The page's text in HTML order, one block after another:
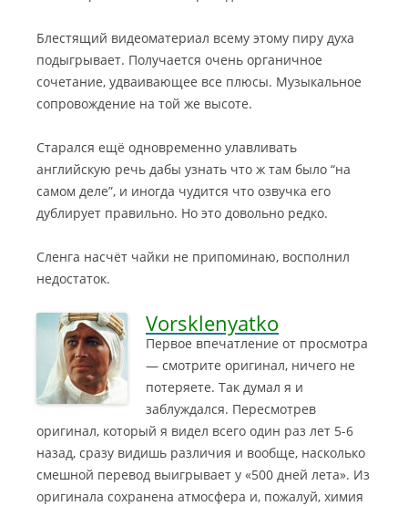
Блестящий видеоматериал всему этому пиру духа
подыгрывает. Получается очень органичное
сочетание, удваивающее все плюсы. Музыкальное
сопровождение на той же высоте.
Старался ещё одновременно улавливать
английскую речь дабы узнать что ж там было “на
самом деле”, и иногда чудится что озвучка его
дублирует правильно. Но это довольно редко.
Сленга насчёт чайки не припоминаю, восполнил
недостаток.
Vorsklenyatko
Первое впечатление от просмотра
— смотрите оригинал, ничего не
потеряете. Так думал я и
заблуждался. Пересмотрев
оригинал, который я видел всего один раз лет 5-6
назад, сразу видишь различия и вообще, насколько
смешной перевод выигрывает у «500 дней лета». Из
оригинала сохранена атмосфера и, пожалуй, химия